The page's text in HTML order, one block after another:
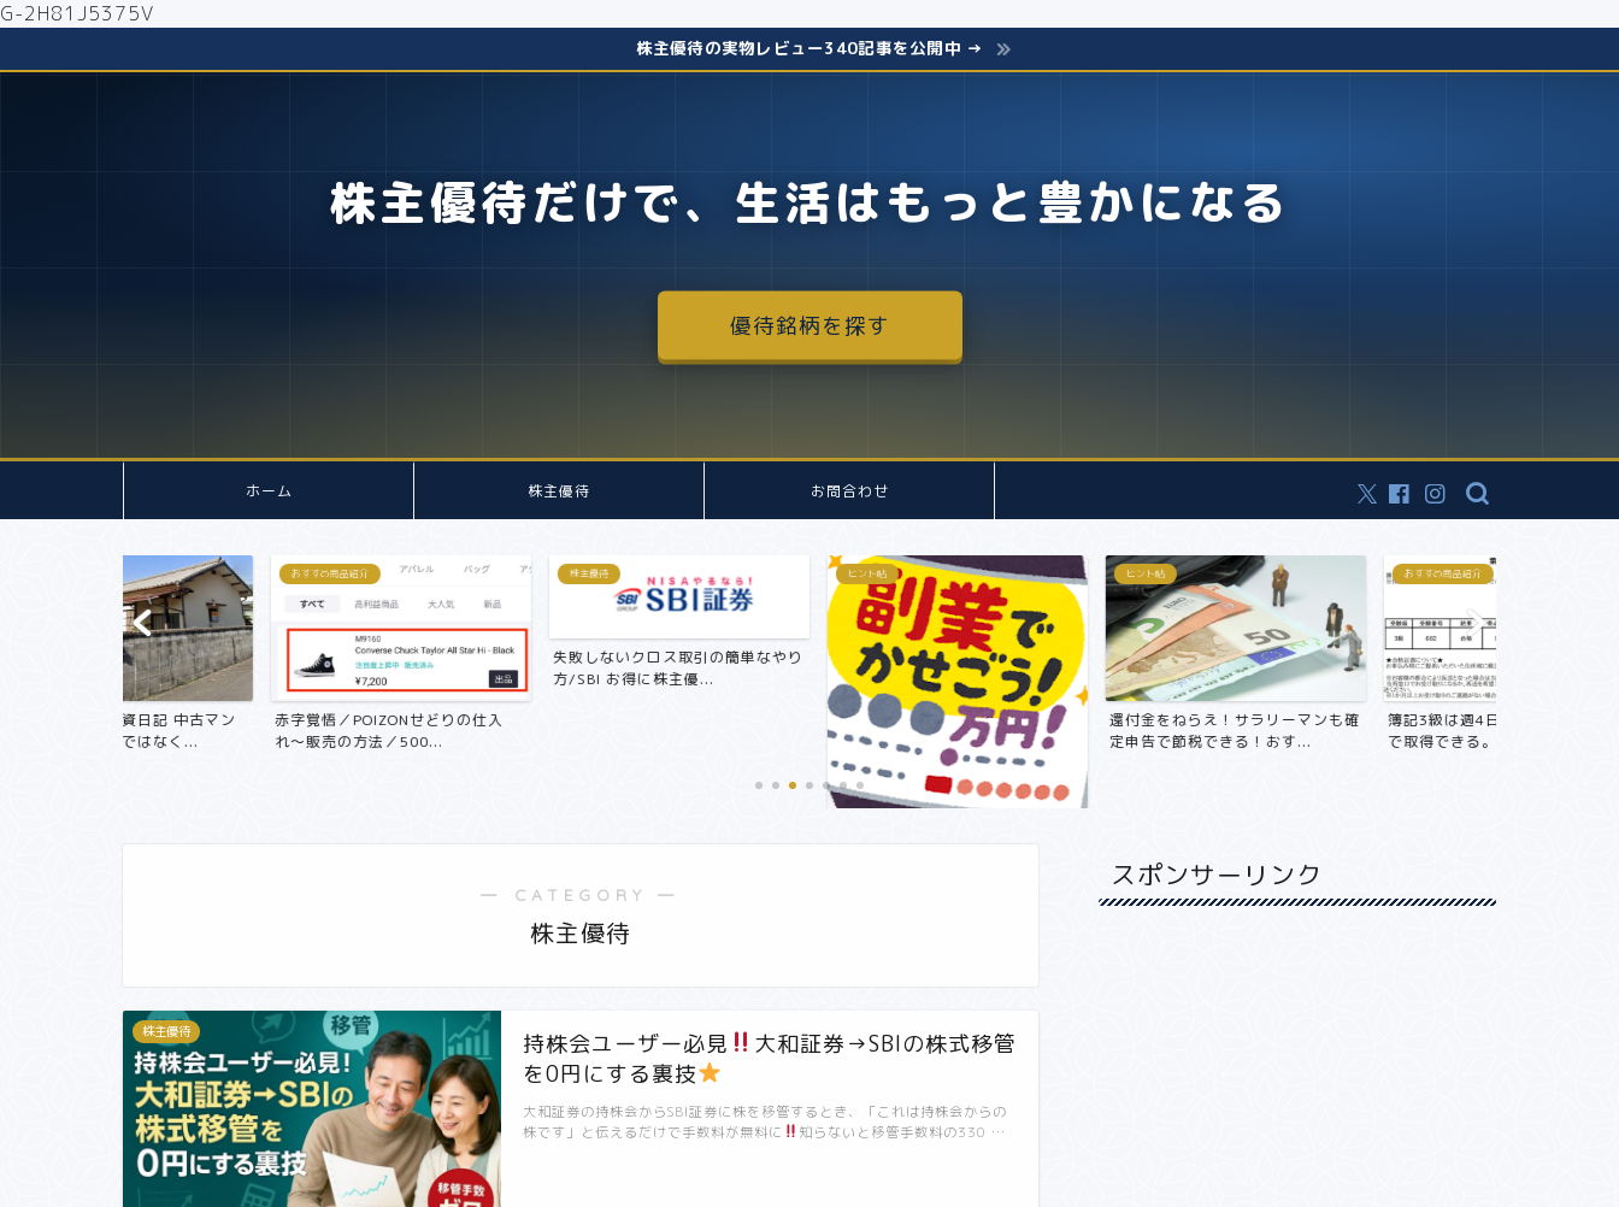
G-2H81J5375V
株主優待の実物レビュー340記事を公開中 →
株主優待だけで、生活はもっと豊かになる
優待銘柄を探す
ホーム 株主優待 お問合わせ
おすすめ商品紹介
赤字覚悟／POIZONせどりの仕入
れ〜販売の方法／500...
株主優待
失敗しないクロス取引の簡単なやり
方/SBI お得に株主優...
ヒント帖
還付金をねらえ！サラリーマンも確
定申告で節税できる！おす...
おすすめ商品紹介
簿記3級は週4日/ 1日15分/ 4ヶ月
で取得できる。独...
― CATEGORY ―
株主優待
株主優待 持株会ユーザー必見
大和証券→SBIの株式移管
を0円にする裏技
大和証券の持株会からSBI証券に株を移管するとき、「これは持株会からの
株です」と伝えるだけで手数料が無料に
知らないと移管手数料の330 …
スポンサーリンク